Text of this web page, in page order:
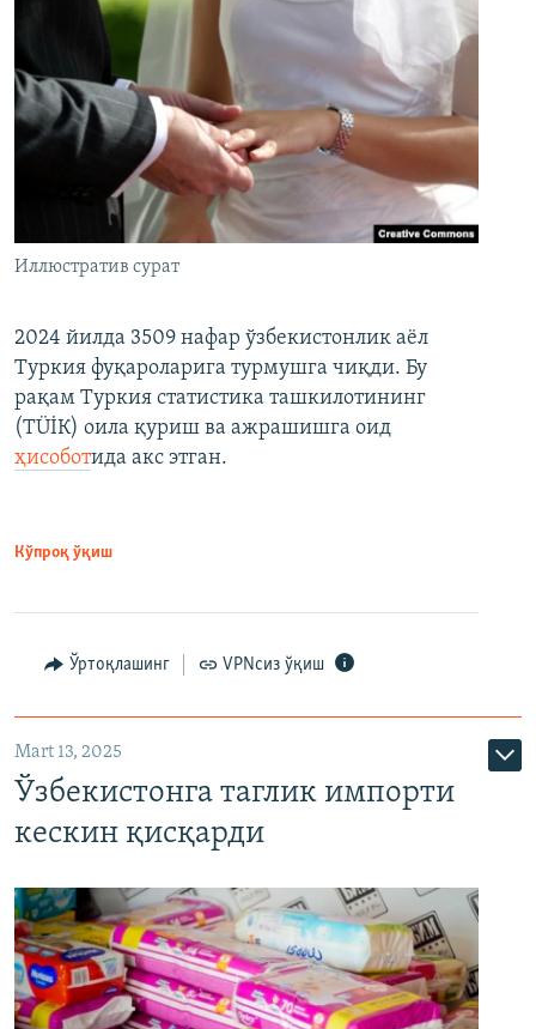
Иллюстратив сурат
2024 йилда 3509 нафар ўзбекистонлик аёл
Туркия фуқароларига турмушга чиқди. Бу
рақам Туркия статистика ташкилотининг
(ТÜİК) оила қуриш ва ажрашишга оид
ҳисоботида акс этган.
Кўпроқ ўқиш
Ўртоқлашинг VPNсиз ўқиш
Mart 13, 2025
Ўзбекистонга таглик импорти
кескин қисқарди